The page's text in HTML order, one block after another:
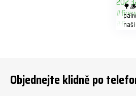
Objednejte klidně po